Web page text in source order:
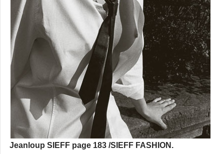
Jeanloup SIEFF page 183 /SIEFF FASHION.